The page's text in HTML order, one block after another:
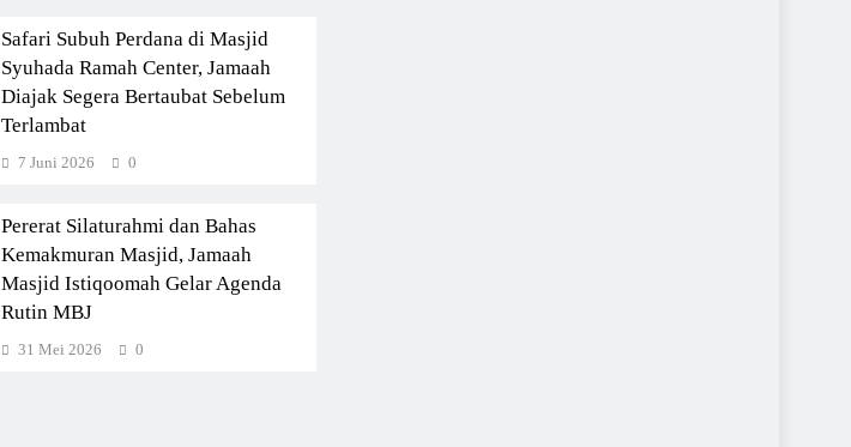
Safari Subuh Perdana di Masjid
Syuhada Ramah Center, Jamaah
Diajak Segera Bertaubat Sebelum
Terlambat
7 Juni 2026 0
Pererat Silaturahmi dan Bahas
Kemakmuran Masjid, Jamaah
Masjid Istiqoomah Gelar Agenda
Rutin MBJ
31 Mei 2026 0